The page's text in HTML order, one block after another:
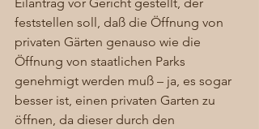
Eilantrag vor Gericht gestellt, der
feststellen soll, daß die Öffnung von
privaten Gärten genauso wie die
Öffnung von staatlichen Parks
genehmigt werden muß – ja, es sogar
besser ist, einen privaten Garten zu
öffnen, da dieser durch den